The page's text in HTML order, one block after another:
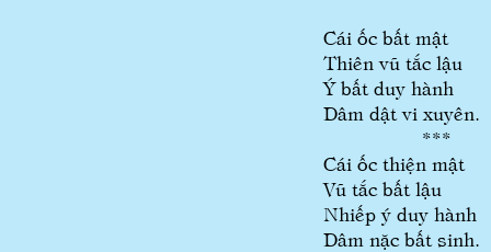
Cái ốc bất mật
Thiên vũ tắc lậu
Ý bất duy hành
Dâm dật vi xuyên.
***
Cái ốc thiện mật
Vũ tắc bất lậu
Nhiếp ý duy hành
Dâm nặc bất sinh.